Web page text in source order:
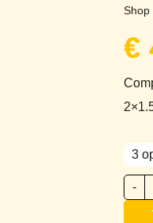
Shop
€
3
-